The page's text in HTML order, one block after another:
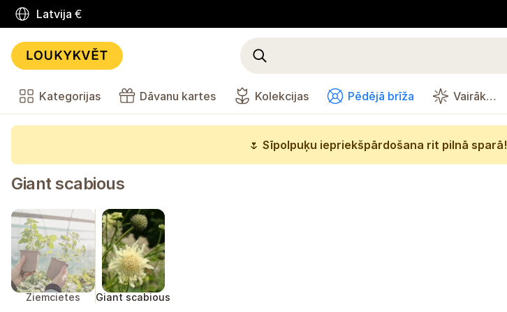
Latvija €
Kategorijas Dāvanu kartes Kolekcijas Pēdējā brīža Vairāk…
🌷 Sīpolpuķu iepriekšpārdošana rit pilnā sparā!
Giant scabious
Ziemcietes Giant scabious